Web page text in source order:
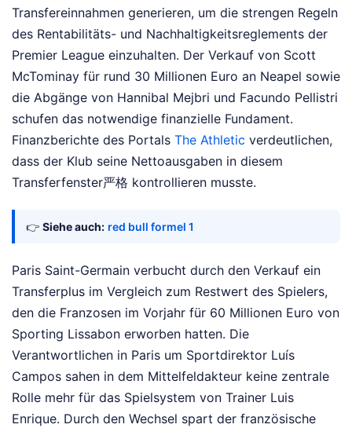
Transfereinnahmen generieren, um die strengen Regeln
des Rentabilitäts- und Nachhaltigkeitsreglements der
Premier League einzuhalten. Der Verkauf von Scott
McTominay für rund 30 Millionen Euro an Neapel sowie
die Abgänge von Hannibal Mejbri und Facundo Pellistri
schufen das notwendige finanzielle Fundament.
Finanzberichte des Portals The Athletic verdeutlichen,
dass der Klub seine Nettoausgaben in diesem
Transferfenster严格 kontrollieren musste.
👉 Siehe auch: red bull formel 1
Paris Saint-Germain verbucht durch den Verkauf ein
Transferplus im Vergleich zum Restwert des Spielers,
den die Franzosen im Vorjahr für 60 Millionen Euro von
Sporting Lissabon erworben hatten. Die
Verantwortlichen in Paris um Sportdirektor Luís
Campos sahen in dem Mittelfeldakteur keine zentrale
Rolle mehr für das Spielsystem von Trainer Luis
Enrique. Durch den Wechsel spart der französische